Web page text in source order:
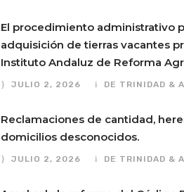
El procedimiento administrativo
adquisición de tierras vacantes
Instituto Andaluz de Reforma
JULIO 2, 2026 DE TRINIDAD &
Reclamaciones de cantidad,
domicilios desconocidos.
JULIO 2, 2026 DE TRINIDAD &